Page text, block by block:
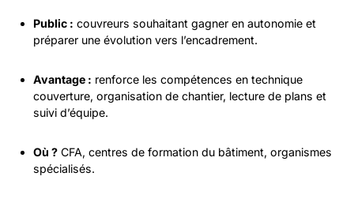
Public : couvreurs souhaitant gagner en autonomie et
préparer une évolution vers l’encadrement.
Avantage : renforce les compétences en technique
couverture, organisation de chantier, lecture de plans et
suivi d’équipe.
Où ? CFA, centres de formation du bâtiment, organismes
spécialisés.